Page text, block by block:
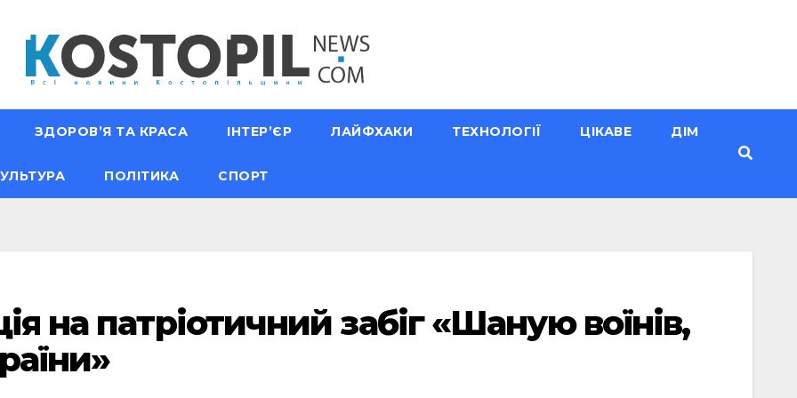
ЗДОРОВ’Я ТА КРАСА ІНТЕР’ЄР ЛАЙФХАКИ ТЕХНОЛОГІЇ ЦІКАВЕ ДІМ
ПОЛІТИКА СПОРТ
на патріотичний забіг «Шаную воїнів,